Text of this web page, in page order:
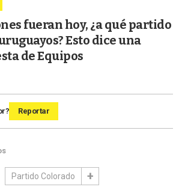
fueran hoy, ¿a qué partido
Esto dice una
de Equipos
Reportar
Partido Colorado